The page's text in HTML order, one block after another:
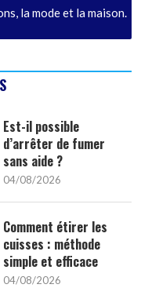
la mode et la maison.
Est-il possible
d’arrêter de fumer
sans aide ?
04/08/2026
Comment étirer les
cuisses : méthode
simple et efficace
04/08/2026